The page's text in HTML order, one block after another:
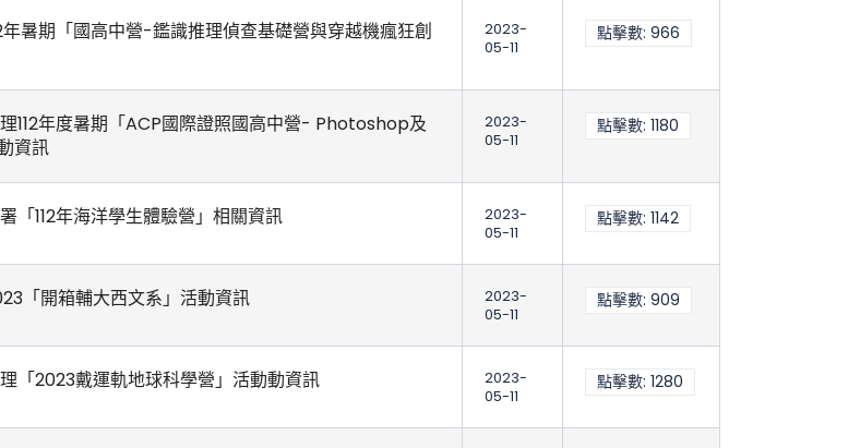
年暑期「國高中營-鑑識推理偵查基礎營與穿越機瘋狂創
2023-
05-11
點擊數: 966
112年度暑期「ACP國際證照國高中營- Photoshop及
資訊
2023-
05-11
點擊數: 1180
「112年海洋學生體驗營」相關資訊
2023-
05-11
點擊數: 1142
「開箱輔大西文系」活動資訊
2023-
05-11
點擊數: 909
「2023戴運軌地球科學營」活動動資訊
2023-
05-11
點擊數: 1280